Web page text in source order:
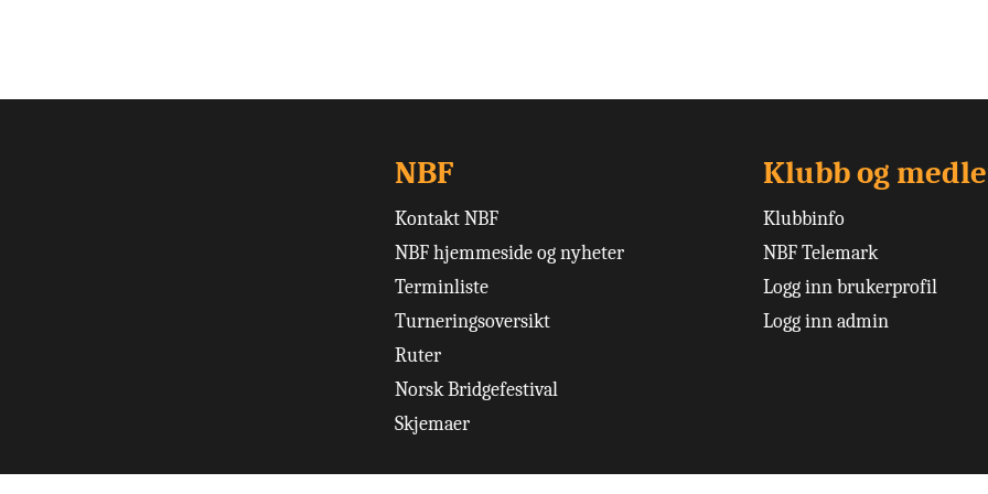
NBF
Kontakt NBF
NBF hjemmeside og nyheter
Terminliste
Turneringsoversikt
Ruter
Norsk Bridgefestival
Skjemaer
Klubb og
Klubbinfo
NBF Telemark
Logg inn brukerprofil
Logg inn admin